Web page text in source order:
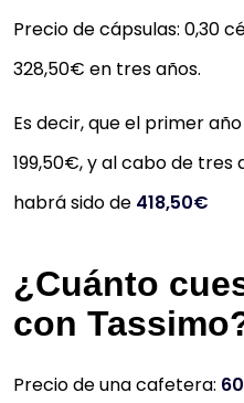
Precio de cápsulas: 0,30
328,50€ en tres años.
Es decir, que el primer
199,50€, y al cabo de tres
habrá sido de 418,50€
¿Cuánto
con
Precio de una cafetera: